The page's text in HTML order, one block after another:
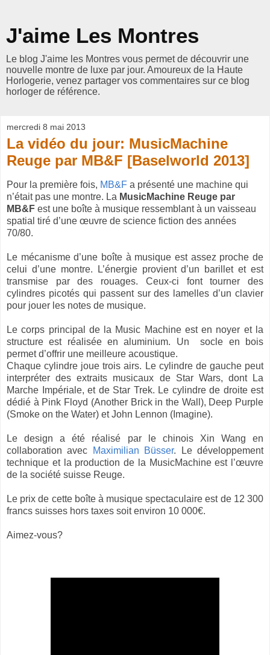
J'aime Les Montres
Le blog J'aime les Montres vous permet de découvrir une
nouvelle montre de luxe par jour. Amoureux de la Haute
Horlogerie, venez partager vos commentaires sur ce blog
horloger de référence.
mercredi 8 mai 2013
La vidéo du jour: MusicMachine
Reuge par MB&F [Baselworld 2013]
Pour la première fois, MB&F a présenté une machine qui
n’était pas une montre. La MusicMachine Reuge par
MB&F est une boîte à musique ressemblant à un vaisseau
spatial tiré d’une œuvre de science fiction des années
70/80.
Le mécanisme d’une boîte à musique est assez proche de
celui d’une montre. L’énergie provient d’un barillet et est
transmise par des rouages. Ceux-ci font tourner des
cylindres picotés qui passent sur des lamelles d’un clavier
pour jouer les notes de musique.
Le corps principal de la Music Machine est en noyer et la
structure est réalisée en aluminium. Un
socle en bois
permet d’offrir une meilleure acoustique.
Chaque cylindre joue trois airs. Le cylindre de gauche peut
interpréter des extraits musicaux de Star Wars, dont La
Marche Impériale, et de Star Trek. Le cylindre de droite est
dédié à Pink Floyd (Another Brick in the Wall), Deep Purple
(Smoke on the Water) et John Lennon (Imagine).
Le design a été réalisé par le chinois Xin Wang en
collaboration avec
Maximilian Büsser. Le développement
technique et la production de la MusicMachine est l’œuvre
de la société suisse Reuge.
Le prix de cette boîte à musique spectaculaire est de 12 300
francs suisses hors taxes soit environ 10 000€.
Aimez-vous?